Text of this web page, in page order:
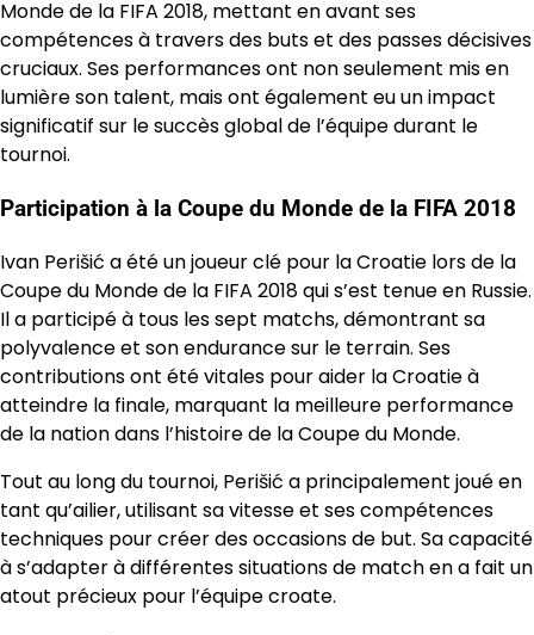
Monde de la FIFA 2018, mettant en avant ses
compétences à travers des buts et des passes décisives
cruciaux. Ses performances ont non seulement mis en
lumière son talent, mais ont également eu un impact
significatif sur le succès global de l’équipe durant le
tournoi.
Participation à la Coupe du Monde de la FIFA 2018
Ivan Perišić a été un joueur clé pour la Croatie lors de la
Coupe du Monde de la FIFA 2018 qui s’est tenue en Russie.
Il a participé à tous les sept matchs, démontrant sa
polyvalence et son endurance sur le terrain. Ses
contributions ont été vitales pour aider la Croatie à
atteindre la finale, marquant la meilleure performance
de la nation dans l’histoire de la Coupe du Monde.
Tout au long du tournoi, Perišić a principalement joué en
tant qu’ailier, utilisant sa vitesse et ses compétences
techniques pour créer des occasions de but. Sa capacité
à s’adapter à différentes situations de match en a fait un
atout précieux pour l’équipe croate.